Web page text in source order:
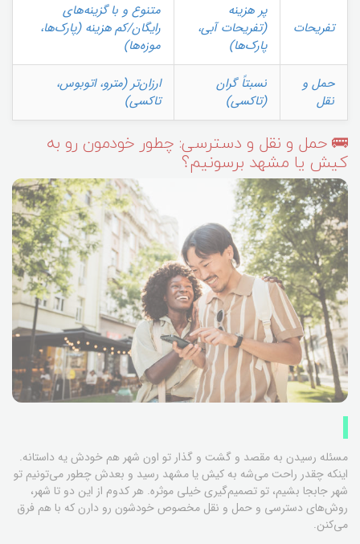
تفریحات
پر هزینه
(تفریحات آبی،
پارک‌ها)
متنوع و با گزینه‌های
رایگان/کم هزینه (پارک‌ها،
موزه‌ها)
حمل و
نقل
نسبتاً گران
(تاکسی)
ارزان‌تر (مترو، اتوبوس،
تاکسی)
🚌 حمل و نقل و دسترسی: چطور خودمون رو به
کیش یا مشهد برسونیم؟
مسئله رسیدن به مقصد و گشت و گذار تو اون شهر هم خودش یه داستانه.
اینکه چقدر راحت می‌شه به کیش یا مشهد رسید و بعدش چطور می‌تونیم تو
شهر جابجا بشیم، تو تصمیم‌گیری خیلی موثره. هر کدوم از این دو تا شهر،
روش‌های دسترسی و حمل و نقل مخصوص خودشون رو دارن که با هم فرق
می‌کنن.